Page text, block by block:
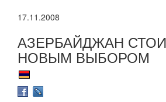
17.11.2008
АЗЕРБАЙДЖАН
НОВЫМ ВЫБОРОМ